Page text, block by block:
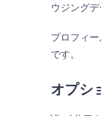
ウジング
プロフィ
です。
オプシ